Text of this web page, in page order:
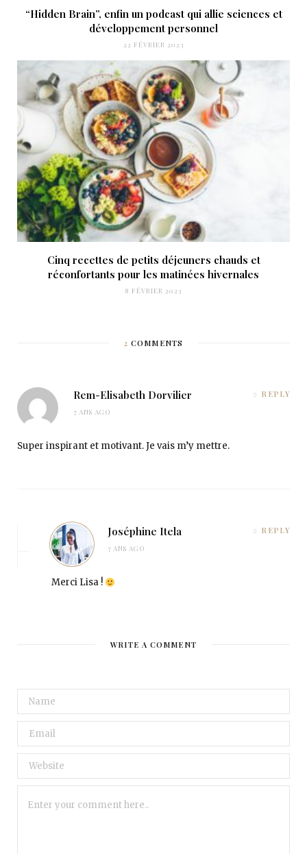
“Hidden Brain”, enfin un podcast qui allie sciences et
développement personnel
22 FÉVRIER 2023
Cinq recettes de petits déjeuners chauds et
réconfortants pour les matinées hivernales
8 FÉVRIER 2023
2 COMMENTS
Rem-Elisabeth Dorvilier
7 ANS AGO
REPLY
Super inspirant et motivant. Je vais m’y mettre.
Joséphine Itela
7 ANS AGO
REPLY
Merci Lisa !
WRITE A COMMENT